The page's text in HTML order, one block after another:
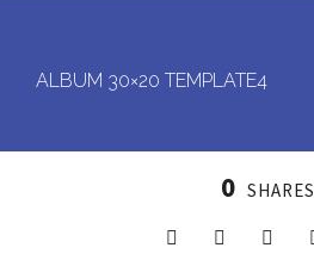
ALBUM 30×20 TEMPLATE4
0 SHARES